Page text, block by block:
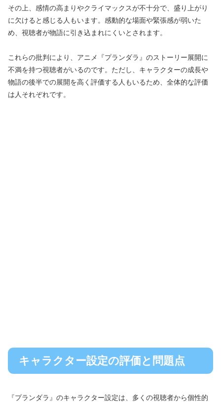
その上、感情の高まりやクライマックスが不十分で、盛り上がり
に欠けると感じる人もいます。感動的な場面や緊張感が弱いた
め、視聴者が物語に引き込まれにくいとされます。
これらの批判により、アニメ『プランダラ』のストーリー展開に
不満を持つ視聴者がいるのです。ただし、キャラクターの成長や
物語の後半での展開を高く評価する人もいるため、全体的な評価
は人それぞれです。
キャラクター設定の評価と問題点
『プランダラ』のキャラクター設定は、多くの視聴者から個性的